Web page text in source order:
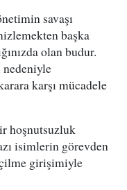
savaşı
başka
olan budur.
nedeniyle
karşı mücadele
hoşnutsuzluk
isimlerin görevden
girişimiyle